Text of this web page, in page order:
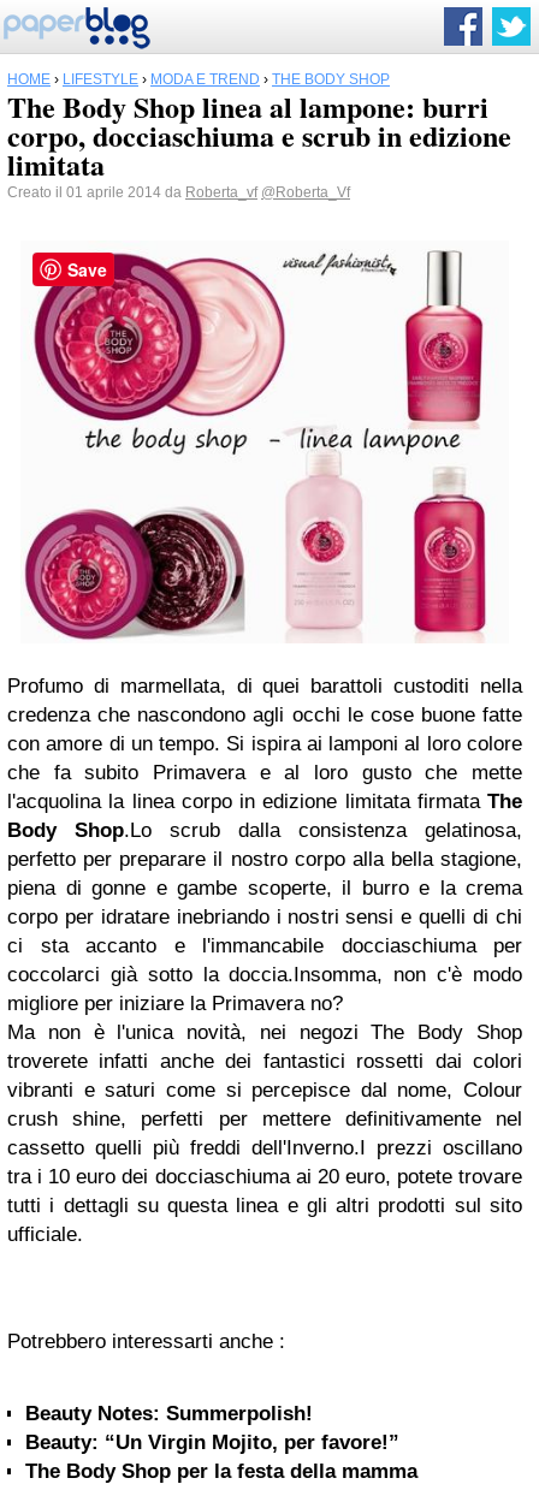
HOME › LIFESTYLE › MODA E TREND › THE BODY SHOP
The Body Shop linea al lampone: burri
corpo, docciaschiuma e scrub in edizione
limitata
Creato il 01 aprile 2014 da Roberta_vf @Roberta_Vf
Profumo di marmellata, di quei barattoli custoditi nella
credenza che nascondono agli occhi le cose buone fatte
con amore di un tempo. Si ispira ai lamponi al loro colore
che fa subito Primavera e al loro gusto che mette
l'acquolina la linea corpo in edizione limitata firmata The
Body Shop.Lo scrub dalla consistenza gelatinosa,
perfetto per preparare il nostro corpo alla bella stagione,
piena di gonne e gambe scoperte, il burro e la crema
corpo per idratare inebriando i nostri sensi e quelli di chi
ci sta accanto e l'immancabile docciaschiuma per
coccolarci già sotto la doccia.Insomma, non c'è modo
migliore per iniziare la Primavera no?
Ma non è l'unica novità, nei negozi The Body Shop
troverete infatti anche dei fantastici rossetti dai colori
vibranti e saturi come si percepisce dal nome, Colour
crush shine, perfetti per mettere definitivamente nel
cassetto quelli più freddi dell'Inverno.I prezzi oscillano
tra i 10 euro dei docciaschiuma ai 20 euro, potete trovare
tutti i dettagli su questa linea e gli altri prodotti sul sito
ufficiale.
Potrebbero interessarti anche :
Beauty Notes: Summerpolish!
Beauty: “Un Virgin Mojito, per favore!”
The Body Shop per la festa della mamma
Save